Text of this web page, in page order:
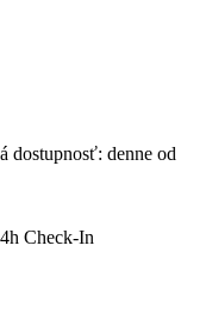
dostupnosť: denne od
Check-In